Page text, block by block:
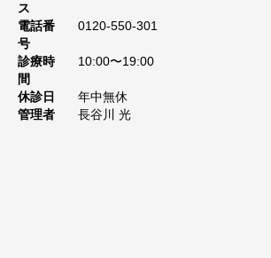
ス
電話番
号
0120-550-301
診療時
間
10:00〜19:00
休診日
年中無休
管理者
長谷川 光